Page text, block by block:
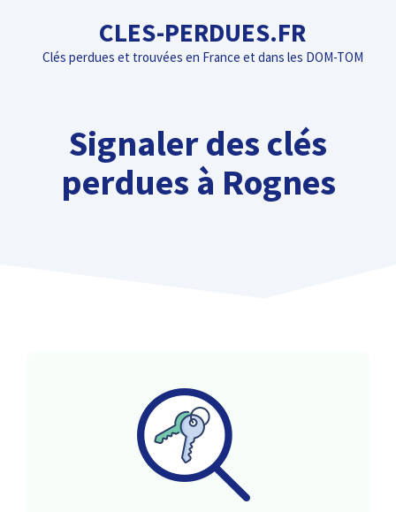
contenu
CLES-PERDUES.FR
Clés perdues et trouvées en France et dans les DOM-TOM
Signaler des clés
perdues à Rognes